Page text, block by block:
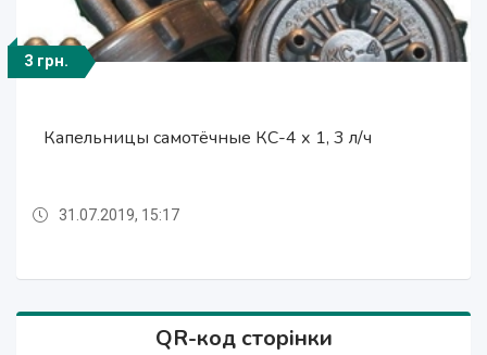
2 $
Реле индикации давления
4 $
Индикатор расхода – ИР - ротаметр
0.40 $
Миникраны для капельного полива
3 грн.
Капельницы самотёчные КС-4 х 1, 3 л/ч
31.07.2019, 15:17
2 $
Реле индикации давления
4 $
Индикатор расхода – ИР - ротаметр
QR-код сторінки